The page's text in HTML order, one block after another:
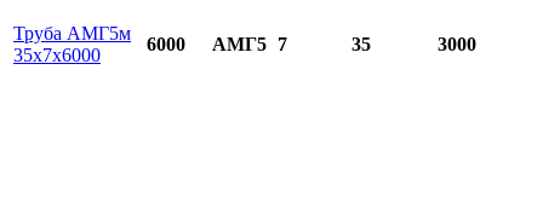
Труба АМГ5м
35х7х6000
6000 АМГ5 7 35
3000